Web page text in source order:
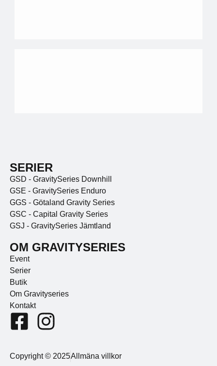
SERIER
GSD - GravitySeries Downhill
GSE - GravitySeries Enduro
GGS - Götaland Gravity Series
GSC - Capital Gravity Series
GSJ - GravitySeries Jämtland
OM GRAVITYSERIES
Event
Serier
Butik
Om Gravityseries
Kontakt
Copyright © 2025Allmäna villkor